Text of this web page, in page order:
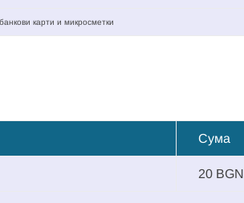
карти и микросметки
Сума
20 BGN